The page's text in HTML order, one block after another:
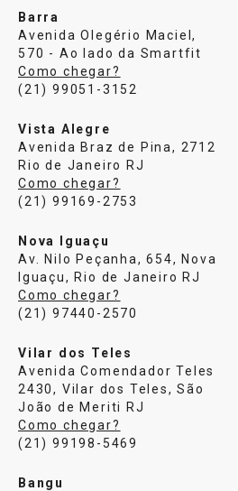
Barra
Avenida Olegério Maciel,
570 - Ao lado da Smartfit
Como chegar?
(21) 99051-3152
Vista Alegre
Avenida Braz de Pina, 2712
Rio de Janeiro RJ
Como chegar?
(21) 99169-2753
Nova Iguaçu
Av. Nilo Peçanha, 654, Nova
Iguaçu, Rio de Janeiro RJ
Como chegar?
(21) 97440-2570
Vilar dos Teles
Avenida Comendador Teles
2430, Vilar dos Teles, São
João de Meriti RJ
Como chegar?
(21) 99198-5469
Bangu